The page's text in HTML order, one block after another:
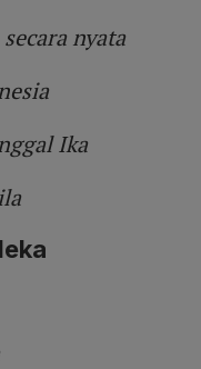
nyata
Ika